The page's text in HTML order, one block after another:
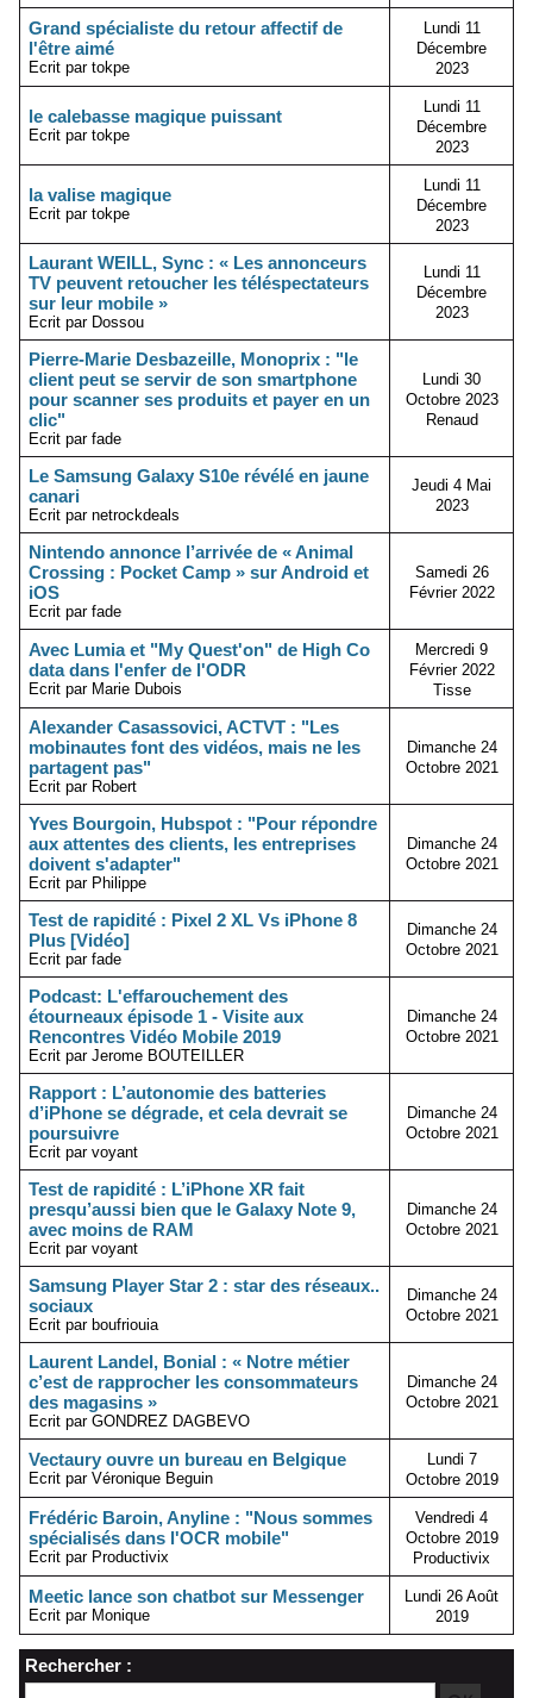
Grand spécialiste du retour affectif de
l'être aimé
Ecrit par tokpe
Lundi 11
Décembre
2023
le calebasse magique puissant
Ecrit par tokpe
Lundi 11
Décembre
2023
la valise magique
Ecrit par tokpe
Lundi 11
Décembre
2023
Laurant WEILL, Sync : « Les annonceurs
TV peuvent retoucher les téléspectateurs
sur leur mobile »
Ecrit par Dossou
Lundi 11
Décembre
2023
Pierre-Marie Desbazeille, Monoprix : "le
client peut se servir de son smartphone
pour scanner ses produits et payer en un
clic"
Ecrit par fade
Lundi 30
Octobre 2023
Renaud
Le Samsung Galaxy S10e révélé en jaune
canari
Ecrit par netrockdeals
Jeudi 4 Mai
2023
Nintendo annonce l’arrivée de « Animal
Crossing : Pocket Camp » sur Android et
iOS
Ecrit par fade
Samedi 26
Février 2022
Avec Lumia et "My Quest'on" de High Co
data dans l'enfer de l'ODR
Ecrit par Marie Dubois
Mercredi 9
Février 2022
Tisse
Alexander Casassovici, ACTVT : "Les
mobinautes font des vidéos, mais ne les
partagent pas"
Ecrit par Robert
Dimanche 24
Octobre 2021
Yves Bourgoin, Hubspot : "Pour répondre
aux attentes des clients, les entreprises
doivent s'adapter"
Ecrit par Philippe
Dimanche 24
Octobre 2021
Test de rapidité : Pixel 2 XL Vs iPhone 8
Plus [Vidéo]
Ecrit par fade
Dimanche 24
Octobre 2021
Podcast: L'effarouchement des
étourneaux épisode 1 - Visite aux
Rencontres Vidéo Mobile 2019
Ecrit par Jerome BOUTEILLER
Dimanche 24
Octobre 2021
Rapport : L’autonomie des batteries
d’iPhone se dégrade, et cela devrait se
poursuivre
Ecrit par voyant
Dimanche 24
Octobre 2021
Test de rapidité : L’iPhone XR fait
presqu’aussi bien que le Galaxy Note 9,
avec moins de RAM
Ecrit par voyant
Dimanche 24
Octobre 2021
Samsung Player Star 2 : star des réseaux..
sociaux
Ecrit par boufriouia
Dimanche 24
Octobre 2021
Laurent Landel, Bonial : « Notre métier
c’est de rapprocher les consommateurs
des magasins »
Ecrit par GONDREZ DAGBEVO
Dimanche 24
Octobre 2021
Vectaury ouvre un bureau en Belgique
Ecrit par Véronique Beguin
Lundi 7
Octobre 2019
Frédéric Baroin, Anyline : "Nous sommes
spécialisés dans l'OCR mobile"
Ecrit par Productivix
Vendredi 4
Octobre 2019
Productivix
Meetic lance son chatbot sur Messenger
Ecrit par Monique
Lundi 26 Août
2019
Rechercher :